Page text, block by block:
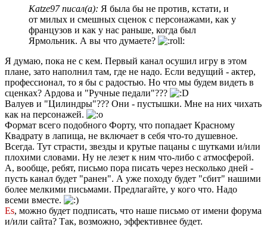
Katze97 писал(а): Я была бы не против, кстати, и
от милых и смешных сценок с персонажами, как у
французов и как у нас раньше, когда был
Ярмольник. А вы что думаете?
Я думаю, пока не с кем. Первый канал осушил игру в этом
плане, зато наполнил там, где не надо. Если ведущий - актер,
профессионал, то я бы с радостью. Но что мы будем видеть в
сценках? Ардова и "Ручные педали"???
Валуев и "Цилиндры"??? Они - пустышки. Мне на них чихать
как на персонажей.
Формат всего подобного Форту, что попадает Красному
Квадрату в лапища, не включает в себя что-то душевное.
Всегда. Тут страсти, звезды и крутые пацаны с шутками и/или
плохими словами. Ну не лезет к ним что-либо с атмосферой.
А, вообще, ребят, письмо пора писать через несколько дней -
пусть канал будет "ранен". А уже походу будет "сбит" нашими
более мелкими письмами. Предлагайте, у кого что. Надо
всеми вместе.
Es, можно будет подписать, что наше письмо от имени форума
и/или сайта? Так, возможно, эффективнее будет.